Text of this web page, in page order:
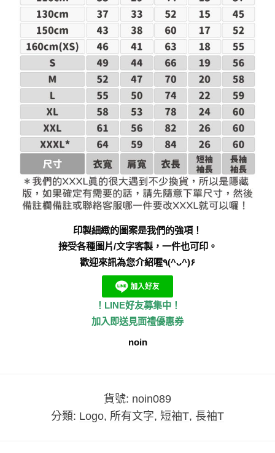
印製細緻的圖案是我們的強項！
接受各種圖片/文字客製，一件也可印。
歡迎來訊為您介紹喔٩(^ᴗ^)۶
！LINE好友募集中！
加入即送見面禮優惠券
noin
貨號: noin089
分類: Logo, 所有文字, 短袖T, 長袖T